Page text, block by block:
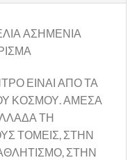
ΑΣΗΜΕΝΙΑ
ΕΙΝΑΙ ΑΠΟ ΤΑ
ΚΟΣΜΟΥ. ΑΜΕΣΑ
ΤΗ
ΤΟΜΕΙΣ, ΣΤΗΝ
ΣΤΗΝ